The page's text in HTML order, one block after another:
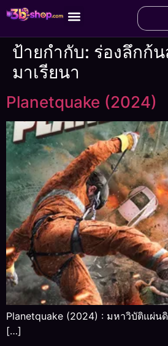
ป้ายกำกับ: ร่องลึกก้
มาเรียนา
Planetquake (2024)
Planetquake (2024) : มหาวิบัติแผ่น
[…]